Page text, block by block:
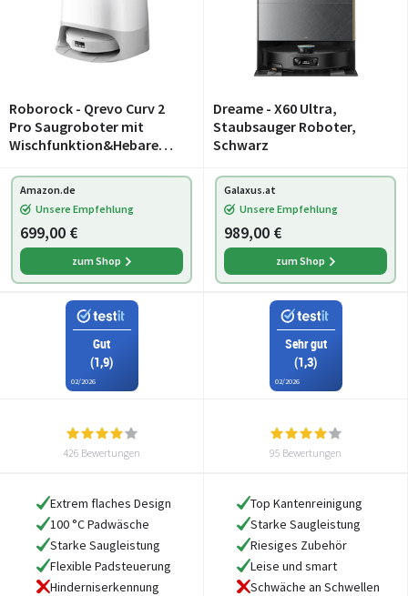
Roborock - Qrevo Curv 2
Pro Saugroboter mit
Wischfunktion&Hebarem
Dreame - X60 Ultra,
Staubsauger Roboter,
Schwarz
Amazon.de
Unsere Empfehlung
699,00 €
zum Shop
Galaxus.at
Unsere Empfehlung
989,00 €
zum Shop
Gut
(1,9)
02/2026
Sehr gut
(1,3)
02/2026
426 Bewertungen 95 Bewertungen
Extrem flaches Design
100 °C Padwäsche
Starke Saugleistung
Flexible Padsteuerung
Hinderniserkennung
Top Kantenreinigung
Starke Saugleistung
Riesiges Zubehör
Leise und smart
Schwäche an Schwellen